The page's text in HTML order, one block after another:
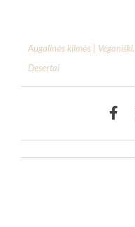
Augalinės kilmės | Veganiški,
Desertai